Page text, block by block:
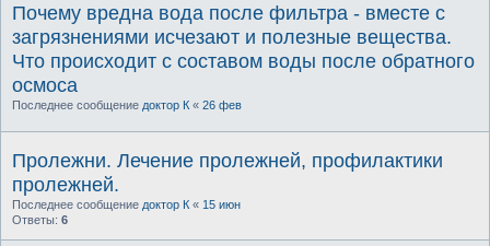
Почему вредна вода после фильтра - вместе с
загрязнениями исчезают и полезные вещества.
Что происходит с составом воды после обратного
осмоса
Последнее сообщение доктор К « 26 фев
Пролежни. Лечение пролежней, профилактики
пролежней.
Последнее сообщение доктор К « 15 июн
Ответы: 6